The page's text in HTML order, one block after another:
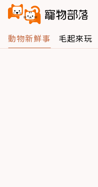
動物新鮮事 毛起來玩